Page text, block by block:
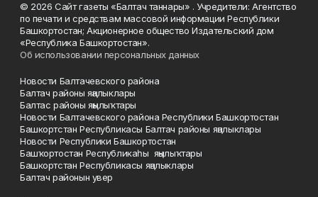
© 2026 Сайт газеты «Балтач таннары» . Учредители: Агентство
по печати и средствам массовой информации Республики
Башкортостан; Акционерное общество Издательский дом
«Республика Башкортостан».
Об использовании персональных данных
Новости Балтачевского района
Балтач районы яңалыклары
Балтас районы яңылыҡтары
Новости Балтачевского района Республики Башкортостан
Башкортстан Республикасы Балтач районы яңалыклары
Новости Республики Башкортостан
Башҡортостан Республикаһы яңылыҡтары
Башкортстан Республикасы яңалыклары
Балтач районын увер